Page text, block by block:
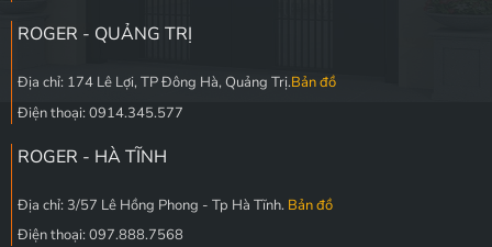
ROGER - QUẢNG TRỊ
Địa chỉ: 174 Lê Lợi, TP Đông Hà, Quảng Trị.Bản đồ
Điện thoại: 0914.345.577
ROGER - HÀ TĨNH
Địa chỉ: 3/57 Lê Hồng Phong - Tp Hà Tĩnh. Bản đồ
Điện thoại: 097.888.7568